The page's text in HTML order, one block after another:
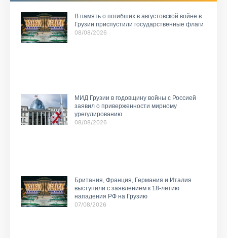
В память о погибших в августовской войне в
Грузии приспустили государственные флаги
08/08/2026
МИД Грузии в годовщину войны с Россией
заявил о приверженности мирному
урегулированию
08/08/2026
Британия, Франция, Германия и Италия
выступили с заявлением к 18-летию
нападения РФ на Грузию
07/08/2026